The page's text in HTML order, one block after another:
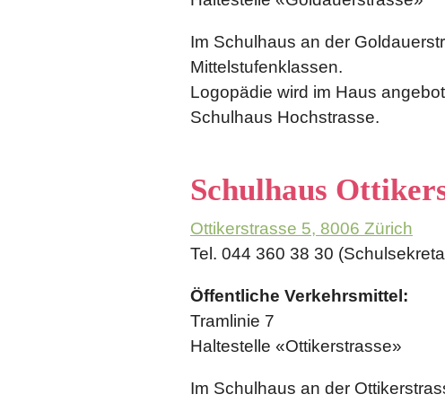
Im Schulhaus an der
Mittelstufenklassen.
Logopädie wird im Haus
Schulhaus Hochstrasse.
Schulhaus
Ottikerstrasse 5, 8006 Zürich
Tel. 044 360 38 30
Öffentliche Verkehrsmittel:
Tramlinie 7
Haltestelle «Ottikerstrasse»
Im Schulhaus an der